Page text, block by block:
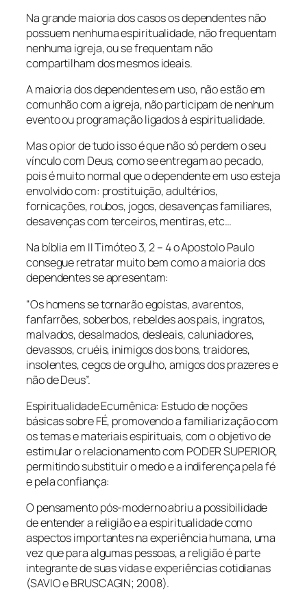
Na grande maioria dos casos os dependentes não
possuem nenhuma espiritualidade, não frequentam
nenhuma igreja, ou se frequentam não
compartilham dos mesmos ideais.
A maioria dos dependentes em uso, não estão em
comunhão com a igreja, não participam de nenhum
evento ou programação ligados à espiritualidade.
Mas o pior de tudo isso é que não só perdem o seu
vínculo com Deus, como se entregam ao pecado,
pois é muito normal que o dependente em uso esteja
envolvido com: prostituição, adultérios,
fornicações, roubos, jogos, desavenças familiares,
desavenças com terceiros, mentiras, etc…
Na bíblia em II Timóteo 3, 2 – 4 o Apostolo Paulo
consegue retratar muito bem como a maioria dos
dependentes se apresentam:
“Os homens se tornarão egoístas, avarentos,
fanfarrões, soberbos, rebeldes aos pais, ingratos,
malvados, desalmados, desleais, caluniadores,
devassos, cruéis, inimigos dos bons, traidores,
insolentes, cegos de orgulho, amigos dos prazeres e
não de Deus”.
Espiritualidade Ecumênica: Estudo de noções
básicas sobre FÉ, promovendo a familiarização com
os temas e materiais espirituais, com o objetivo de
estimular o relacionamento com PODER SUPERIOR,
permitindo substituir o medo e a indiferença pela fé
e pela confiança:
O pensamento pós-moderno abriu a possibilidade
de entender a religião e a espiritualidade como
aspectos importantes na experiência humana, uma
vez que para algumas pessoas, a religião é parte
integrante de suas vidas e experiências cotidianas
(SAVIO e BRUSCAGIN; 2008).